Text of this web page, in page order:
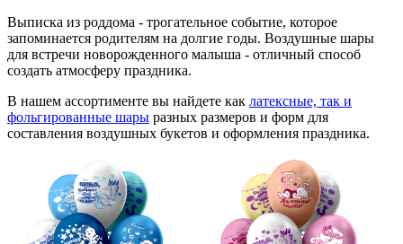
Выписка из роддома - трогательное событие, которое
запоминается родителям на долгие годы. Воздушные шары
для встречи новорожденного малыша - отличный способ
создать атмосферу праздника.
В нашем ассортименте вы найдете как латексные, так и
фольгированные шары разных размеров и форм для
составления воздушных букетов и оформления праздника.